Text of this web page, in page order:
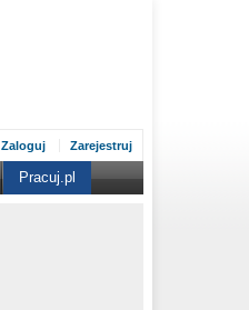
Zaloguj Zarejestruj
Pracuj.pl